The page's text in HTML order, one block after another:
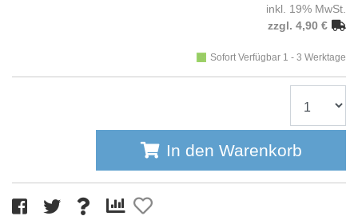
inkl. 19% MwSt.
zzgl. 4,90 €
Sofort Verfügbar 1 - 3 Werktage
In den Warenkorb